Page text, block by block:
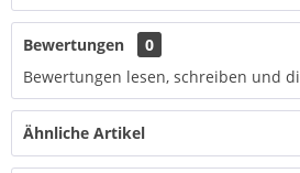
Bewertungen
0
Bewertungen lesen, schreiben und
Ähnliche Artikel